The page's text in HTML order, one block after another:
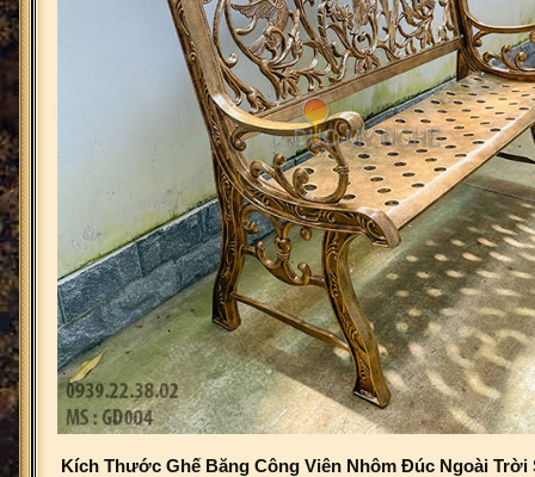
Kích Thước Ghế Băng Công Viên Nhôm Đúc Ngoài